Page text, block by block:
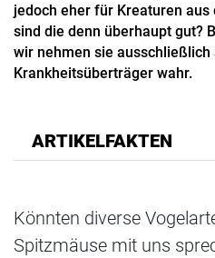
jedoch eher für Kreaturen
sind die denn überhaupt gut?
wir nehmen sie ausschließlich
Krankheitsüberträger wahr.
ARTIKELFAKTEN
Könnten diverse
Spitzmäuse mit uns